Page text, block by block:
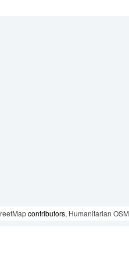
contributors, Humanitarian OSM